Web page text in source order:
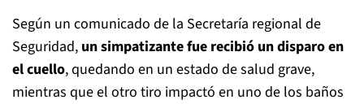
Según un comunicado de la Secretaría regional de
Seguridad, un simpatizante fue recibió un disparo en
el cuello, quedando en un estado de salud grave,
mientras que el otro tiro impactó en uno de los baños